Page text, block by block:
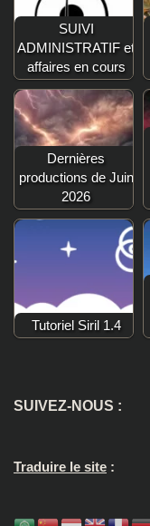
SUIVI
ADMINISTRATIF et
affaires en cours
Dernières
productions de Juin
2026
Tutoriel Siril 1.4
SUIVEZ-NOUS :
Traduire le site :